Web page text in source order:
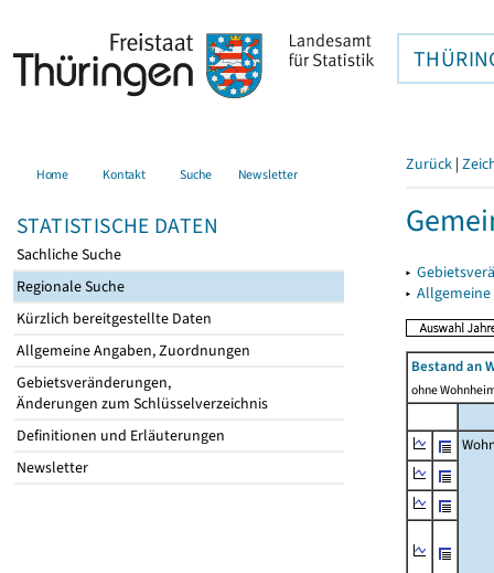
Home Kontakt Suche Newsletter
STATISTISCHE DATEN
Sachliche Suche
Regionale Suche
Kürzlich bereitgestellte Daten
Allgemeine Angaben, Zuordnungen
Gebietsveränderungen,
Änderungen zum Schlüsselverzeichnis
Definitionen und Erläuterungen
Newsletter
Zurück |
▸
▸
Bestand an
ohne